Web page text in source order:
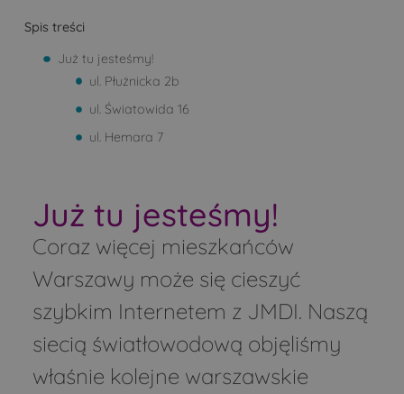
Spis treści
Już tu jesteśmy!
ul. Płużnicka 2b
ul. Światowida 16
ul. Hemara 7
Już tu jesteśmy!
Coraz więcej mieszkańców
Warszawy może się cieszyć
szybkim Internetem z JMDI. Naszą
siecią światłowodową objęliśmy
właśnie kolejne warszawskie